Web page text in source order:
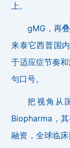
上。
gMG，再
来泰它西普国
于适应症节奏
句口号。
把视角从
Biopharma，
融资，全球临